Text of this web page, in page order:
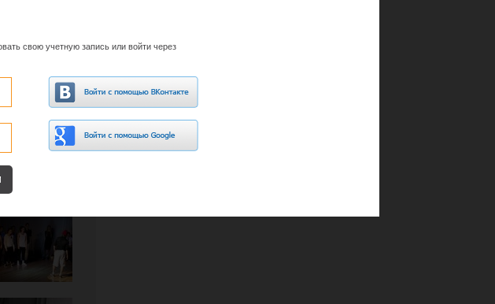
свою учетную запись или войти через